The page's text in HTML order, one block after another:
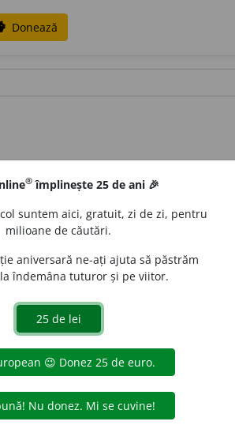
Donează
2026 dexonline (https://dexonline.ro)
prin orice metode de extragere automată
® împlinește 25 de ani 🎉
suntem aici, gratuit, zi de zi, pentru
milioane de căutări.
aniversară ne-ați ajuta să păstrăm
îndemâna tuturor și pe viitor.